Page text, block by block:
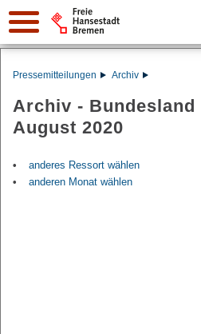
Suche:
Pressemitteilungen Archiv
Archiv - Bundesland
August 2020
anderes Ressort wählen
anderen Monat wählen